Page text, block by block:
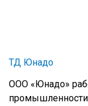
ТД Юнадо
ООО «Юнадо»
промышленности